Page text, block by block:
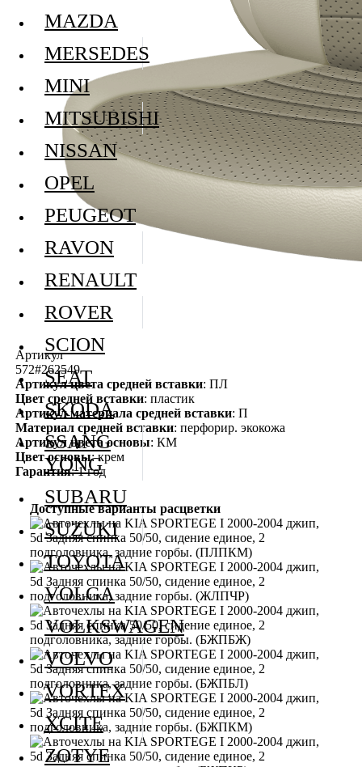
Артикул
572#262549
Артикул цвета средней вставки: ПЛ
Цвет средней вставки: пластик
Артикул материала средней вставки: П
Материал средней вставки: перфорир. экокожа
Артикул цвета основы: КМ
Цвет основы: крем
Гарантия: 1 год
Доступные варианты расцветки
MAZDA
MERSEDES
MINI
MITSUBISHI
NISSAN
OPEL
PEUGEOT
RAVON
RENAULT
ROVER
SCION
SEAT
SKODA
SSANG
YONG
SUBARU
SUZUKI
TOYOTA
VOLGA
VOLKSWAGEN
VOLVO
VORTEX
XCITE
ZOTYE